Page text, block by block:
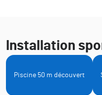
Installation
Piscine 50 m découvert